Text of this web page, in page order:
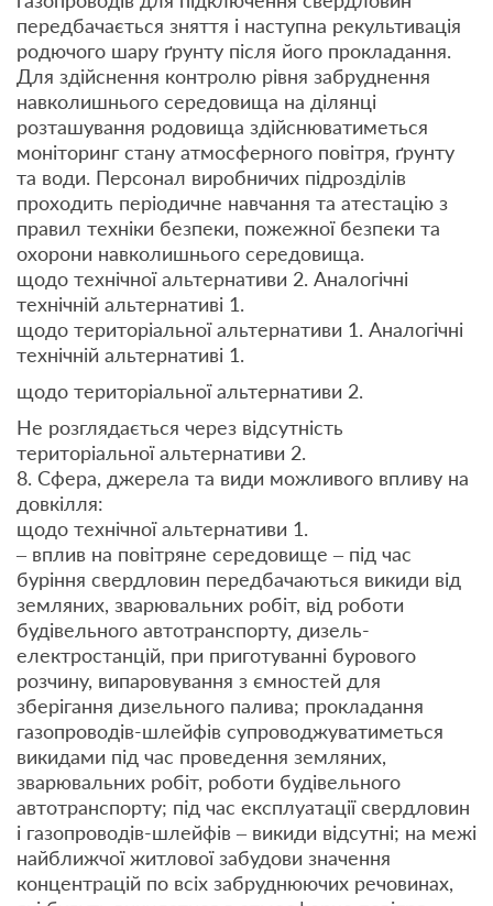
передбачається зняття і наступна рекультивація
родючого шару ґрунту після його прокладання.
Для здійснення контролю рівня забруднення
навколишнього середовища на ділянці
розташування родовища здійснюватиметься
моніторинг стану атмосферного повітря, ґрунту
та води. Персонал виробничих підрозділів
проходить періодичне навчання та атестацію з
правил техніки безпеки, пожежної безпеки та
охорони навколишнього середовища.
щодо технічної альтернативи 2. Аналогічні
технічній альтернативі 1.
щодо територіальної альтернативи 1. Аналогічні
технічній альтернативі 1.
щодо територіальної альтернативи 2.
Не розглядається через відсутність
територіальної альтернативи 2.
8. Сфера, джерела та види можливого впливу на
довкілля:
щодо технічної альтернативи 1.
– вплив на повітряне середовище – під час
буріння свердловин передбачаються викиди від
земляних, зварювальних робіт, від роботи
будівельного автотранспорту, дизель-
електростанцій, при приготуванні бурового
розчину, випаровування з ємностей для
зберігання дизельного палива; прокладання
газопроводів-шлейфів супроводжуватиметься
викидами під час проведення земляних,
зварювальних робіт, роботи будівельного
автотранспорту; під час експлуатації свердловин
і газопроводів-шлейфів – викиди відсутні; на межі
найближчої житлової забудови значення
концентрацій по всіх забруднюючих речовинах,